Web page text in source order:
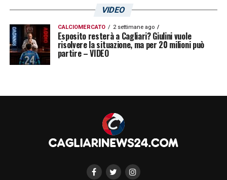
offre più strade: restare in Italia per
continuare il proprio percorso oppure tornare
in Grecia per aprire un nuovo capitolo. La
possano essere decisivi.
LA PLAYLIST DELLE NOSTRE TOP NEWS
VIDEO
CALCIOMERCATO 2 settimane ago
Esposito resterà a Cagliari? Giulini vuole
risolvere la situazione, ma per 20 milioni può
partire – VIDEO